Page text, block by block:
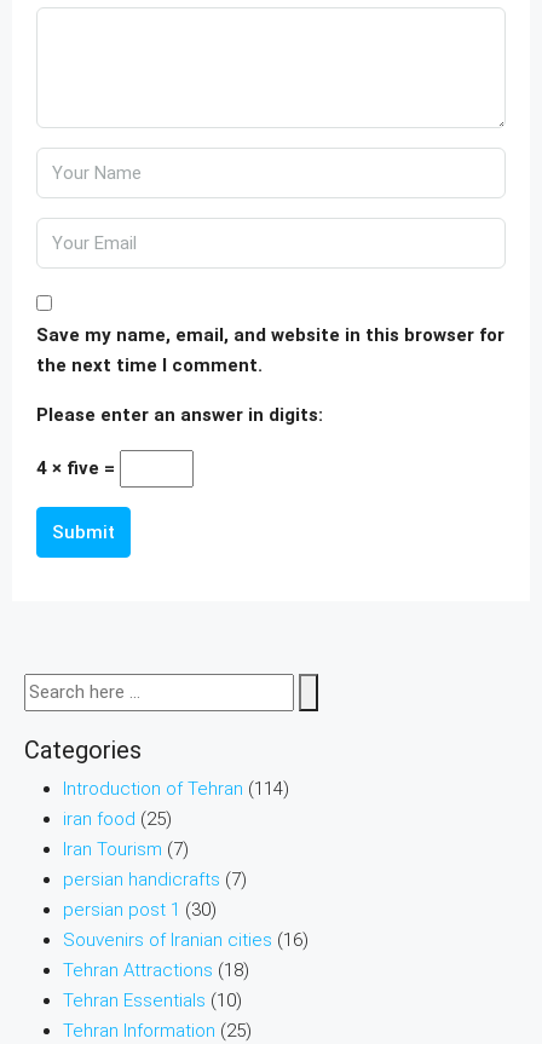
Save my name, email, and website in this browser for
the next time I comment.
Please enter an answer in digits:
4 × five =
Submit
Categories
Introduction of Tehran (114)
iran food (25)
Iran Tourism (7)
persian handicrafts (7)
persian post 1 (30)
Souvenirs of Iranian cities (16)
Tehran Attractions (18)
Tehran Essentials (10)
Tehran Information (25)